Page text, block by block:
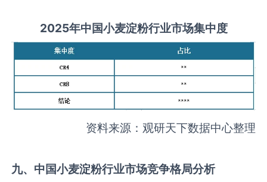
2025年中国小麦淀粉行业市场集中度
资料来源：观研天下数据中心整理
九、中国小麦淀粉行业市场竞争格局分析